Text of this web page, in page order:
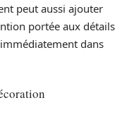
peut aussi ajouter
portée aux détails
dans